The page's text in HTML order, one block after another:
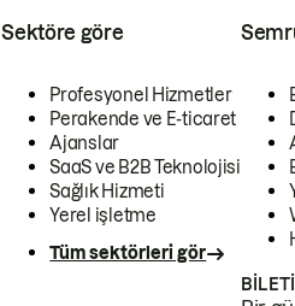
Sektöre göre
Profesyonel Hizmetler
Perakende ve E-ticaret
Ajanslar
SaaS ve B2B Teknolojisi
Sağlık Hizmeti
Yerel işletme
Tüm sektörleri gör